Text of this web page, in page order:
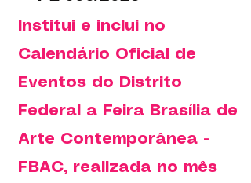
Institui e inclui no
Calendário Oficial de
Eventos do Distrito
Federal a Feira Brasília de
Arte Contemporânea -
FBAC, realizada no mês